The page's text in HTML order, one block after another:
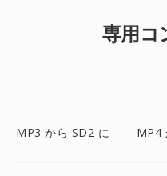
専用コ
MP3 から SD2 に MP4